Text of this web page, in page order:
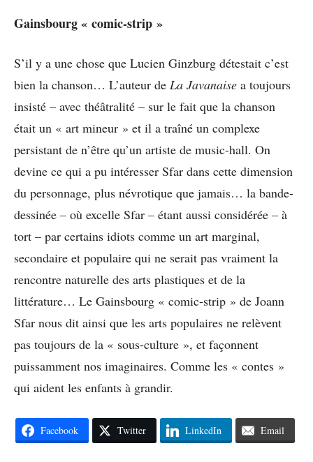
Gainsbourg « comic-strip »
S’il y a une chose que Lucien Ginzburg détestait c’est
bien la chanson… L’auteur de La Javanaise a toujours
insisté – avec théâtralité – sur le fait que la chanson
était un « art mineur » et il a traîné un complexe
persistant de n’être qu’un artiste de music-hall. On
devine ce qui a pu intéresser Sfar dans cette dimension
du personnage, plus névrotique que jamais… la bande-
dessinée – où excelle Sfar – étant aussi considérée – à
tort – par certains idiots comme un art marginal,
secondaire et populaire qui ne serait pas vraiment la
rencontre naturelle des arts plastiques et de la
littérature… Le Gainsbourg « comic-strip » de Joann
Sfar nous dit ainsi que les arts populaires ne relèvent
pas toujours de la « sous-culture », et façonnent
puissamment nos imaginaires. Comme les « contes »
qui aident les enfants à grandir.
Facebook Twitter LinkedIn Email